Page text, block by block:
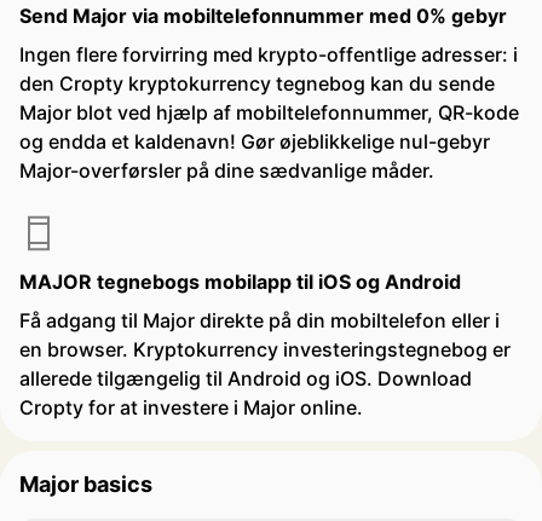
Send Major via mobiltelefonnummer med 0% gebyr
Ingen flere forvirring med krypto-offentlige adresser: i
den Cropty kryptokurrency tegnebog kan du sende
Major blot ved hjælp af mobiltelefonnummer, QR-kode
og endda et kaldenavn! Gør øjeblikkelige nul-gebyr
Major-overførsler på dine sædvanlige måder.
MAJOR tegnebogs mobilapp til iOS og Android
Få adgang til Major direkte på din mobiltelefon eller i
en browser. Kryptokurrency investeringstegnebog er
allerede tilgængelig til Android og iOS. Download
Cropty for at investere i Major online.
Major basics